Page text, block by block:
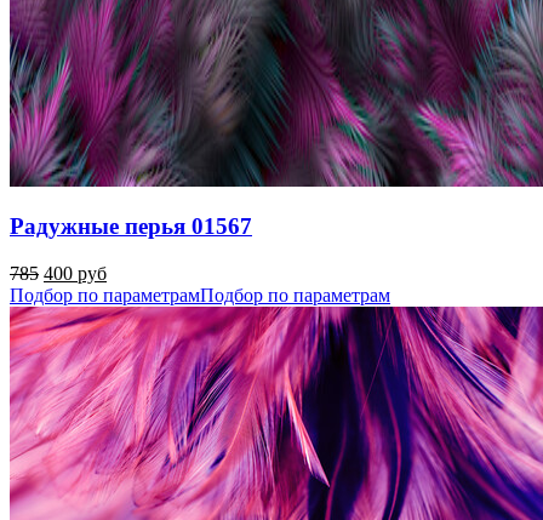
Радужные перья 01567
785 400 руб
Подбор по параметрамПодбор по параметрам